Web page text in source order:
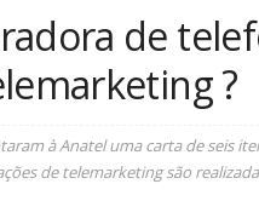
de
?
à Anatel uma carta de seis
de telemarketing são